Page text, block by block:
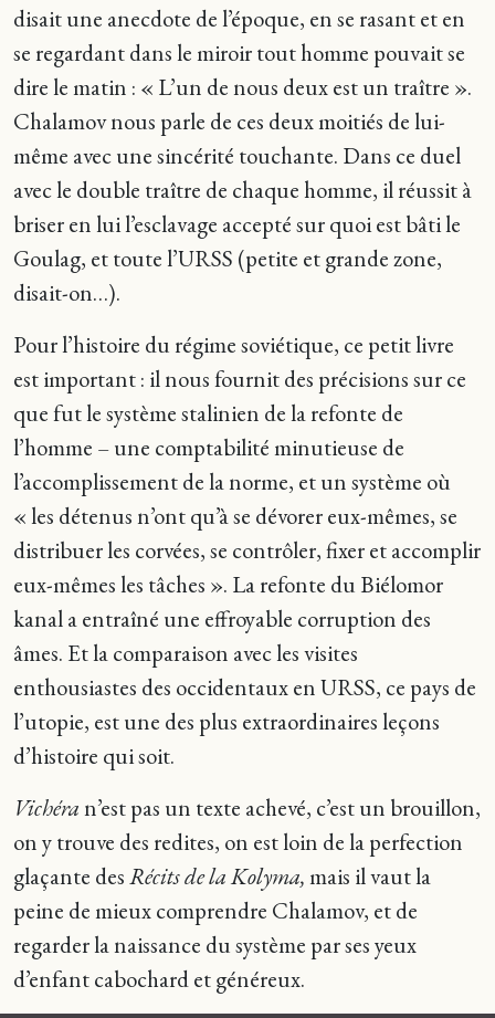
disait une anecdote de l’époque, en se rasant et en
se regardant dans le miroir tout homme pouvait se
dire le matin : « L’un de nous deux est un traître ».
Chalamov nous parle de ces deux moitiés de lui-
même avec une sincérité touchante. Dans ce duel
avec le double traître de chaque homme, il réussit à
briser en lui l’esclavage accepté sur quoi est bâti le
Goulag, et toute l’URSS (petite et grande zone,
disait-on…).
Pour l’histoire du régime soviétique, ce petit livre
est important : il nous fournit des précisions sur ce
que fut le système stalinien de la refonte de
l’homme – une comptabilité minutieuse de
l’accomplissement de la norme, et un système où
« les détenus n’ont qu’à se dévorer eux-mêmes, se
distribuer les corvées, se contrôler, fixer et accomplir
eux-mêmes les tâches ». La refonte du Biélomor
kanal a entraîné une effroyable corruption des
âmes. Et la comparaison avec les visites
enthousiastes des occidentaux en URSS, ce pays de
l’utopie, est une des plus extraordinaires leçons
d’histoire qui soit.
Vichéran’est pas un texte achevé, c’est un brouillon,
on y trouve des redites, on est loin de la perfection
glaçante desRécits de la Kolyma,mais il vaut la
peine de mieux comprendre Chalamov, et de
regarder la naissance du système par ses yeux
d’enfant cabochard et généreux.